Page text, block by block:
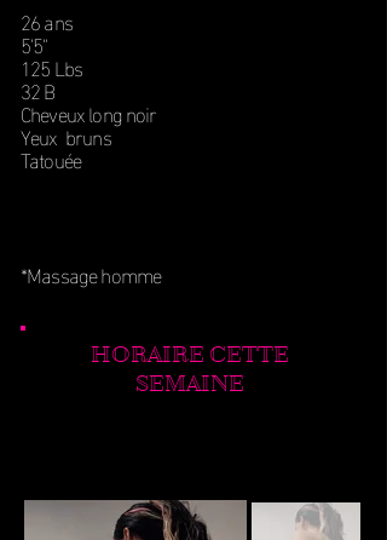
26 ans
5'5"
125 Lbs
32 B
Cheveux long noir
Yeux bruns
Tatouée
*Massage homme
HORAIRE CETTE
SEMAINE